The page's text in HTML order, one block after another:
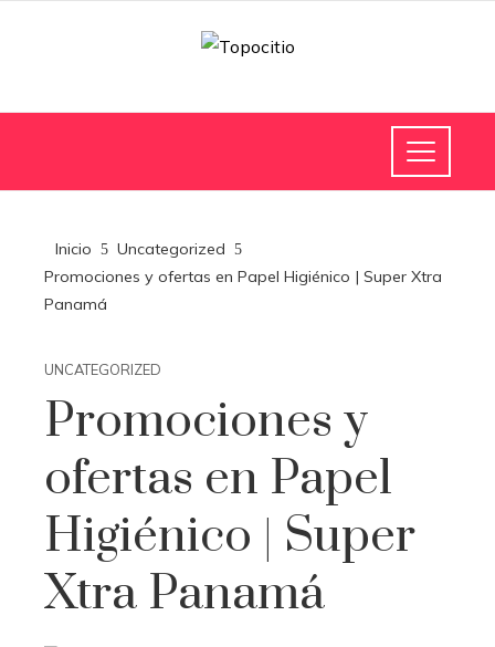
Inicio
Uncategorized
Promociones y ofertas en Papel Higiénico | Super Xtra
Panamá
UNCATEGORIZED
Promociones y
ofertas en Papel
Higiénico | Super
Xtra Panamá